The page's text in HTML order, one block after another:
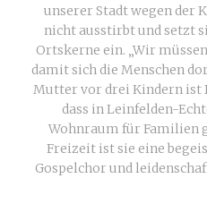
unserer Stadt wegen der
nicht ausstirbt und setzt
Ortskerne ein. „Wir
damit sich die Menschen
Mutter vor drei Kindern ist
dass in Leinfelden-
Wohnraum für Familien
Freizeit ist sie eine
Gospelchor und